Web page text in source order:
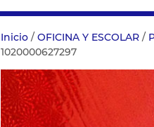
Inicio / OFICINA Y ESCOLAR /
1020000627297